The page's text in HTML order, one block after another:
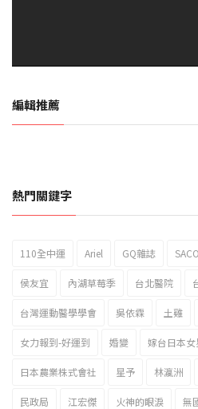
編輯推薦
2023新北市北海岸國際風箏節
熱門關鍵字
110全中運 Ariel GQ雜誌 SACO
侯友宜 內湖草莓季 台北醫院
台灣運動醫學學會 吳依霖 土雞
女力報到-好運到 婚變 嫁台日本女
日本農業株式會社 星予 林瀛洲
民政局 江宏傑 火神的眼淚 無